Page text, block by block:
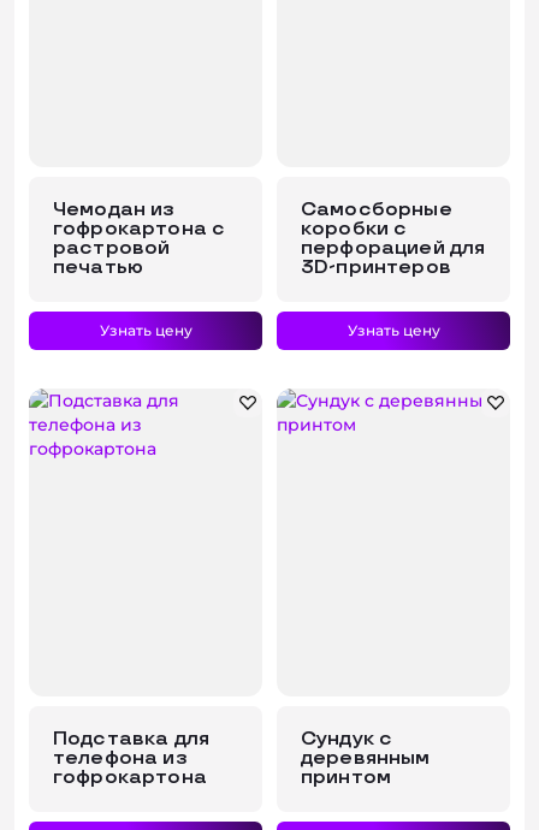
Чемодан из
гофрокартона с
растровой
печатью
Узнать цену
Самосборные
коробки с
перфорацией для
3D-принтеров
Узнать цену
Подставка для
телефона из
гофрокартона
Сундук с
деревянным
принтом